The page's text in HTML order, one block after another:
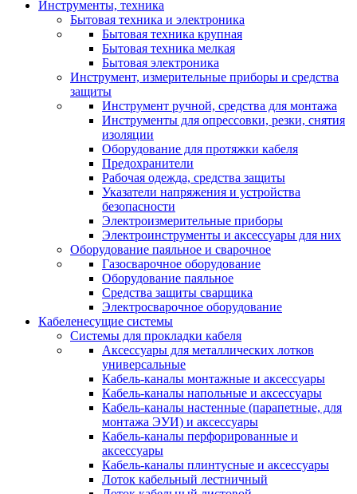
Инструменты, техника
Бытовая техника и электроника
Бытовая техника крупная
Бытовая техника мелкая
Бытовая электроника
Инструмент, измерительные приборы и средства
защиты
Инструмент ручной, средства для монтажа
Инструменты для опрессовки, резки, снятия
изоляции
Оборудование для протяжки кабеля
Предохранители
Рабочая одежда, средства защиты
Указатели напряжения и устройства
безопасности
Электроизмерительные приборы
Электроинструменты и аксессуары для них
Оборудование паяльное и сварочное
Газосварочное оборудование
Оборудование паяльное
Средства защиты сварщика
Электросварочное оборудование
Кабеленесущие системы
Системы для прокладки кабеля
Аксессуары для металлических лотков
универсальные
Кабель-каналы монтажные и аксессуары
Кабель-каналы напольные и аксессуары
Кабель-каналы настенные (парапетные, для
монтажа ЭУИ) и аксессуары
Кабель-каналы перфорированные и
аксессуары
Кабель-каналы плинтусные и аксессуары
Лоток кабельный лестничный